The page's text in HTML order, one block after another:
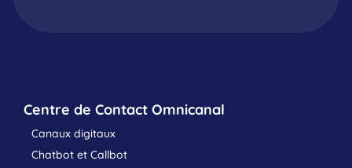
Centre de Contact Omnicanal
Canaux digitaux
Chatbot et Callbot